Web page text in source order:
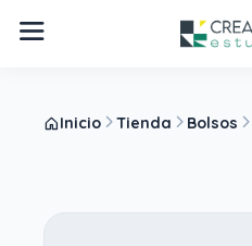
Inicio Tienda Bolsos